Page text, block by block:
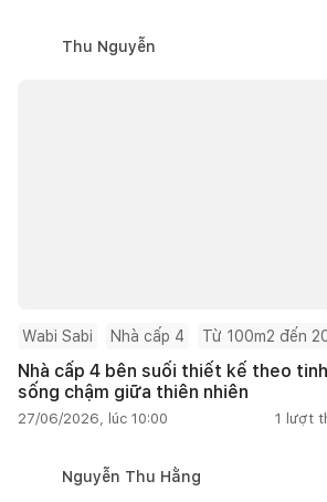
Thu Nguyễn
Wabi Sabi Nhà cấp 4 Từ 100m2 đến
Nhà cấp 4 bên suối thiết kế theo
sống chậm giữa thiên nhiên
27/06/2026, lúc 10:00 1 lượt
Nguyễn Thu Hằng